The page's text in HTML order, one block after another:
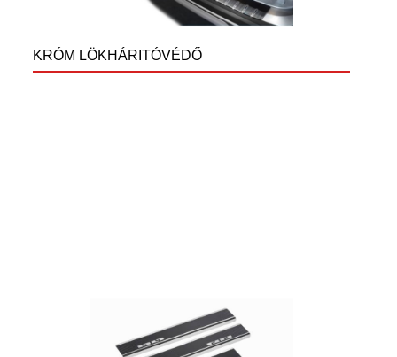
KRÓM LÖKHÁRITÓVÉDŐ